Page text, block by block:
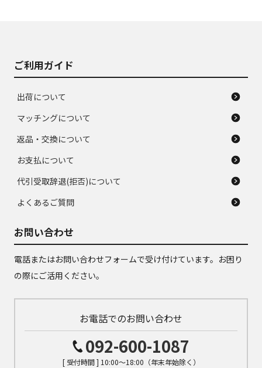
ご利用ガイド
出荷について
マッチングについて
返品・交換について
お支払について
代引受取辞退(拒否)について
よくあるご質問
お問い合わせ
電話またはお問い合わせフォームで受け付けています。お困り
の際にご活用ください。
お電話でのお問い合わせ
092-600-1087
[ 受付時間 ] 10:00～18:00（年末年始除く）